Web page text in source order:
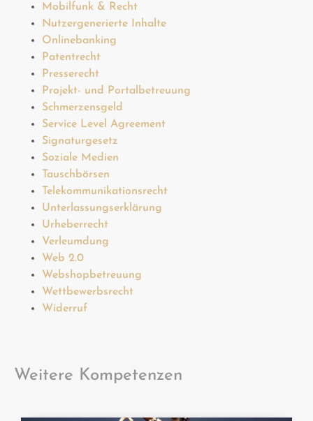
Mobilfunk & Recht
Nutzergenerierte Inhalte
Onlinebanking
Patentrecht
Presserecht
Projekt- und Portalbetreuung
Schmerzensgeld
Service Level Agreement
Signaturgesetz
Soziale Medien
Tauschbörsen
Telekommunikationsrecht
Unterlassungserklärung
Urheberrecht
Verleumdung
Web 2.0
Webshopbetreuung
Wettbewerbsrecht
Widerruf
Weitere Kompetenzen